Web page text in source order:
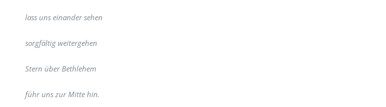
lass uns einander sehen
sorgfältig weitergehen
Stern über Bethlehem
führ uns zur Mitte hin.